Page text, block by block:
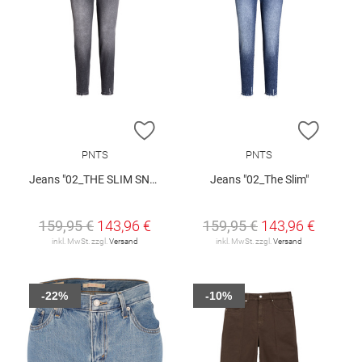
ZUR WUNSCHLISTE HINZUFÜGEN
PNTS
Jeans "02_THE SLIM SNOS"
159,95 € 143,96 €
inkl. MwSt. zzgl. Versand
ZUR
PNTS
Jeans "02_The Slim"
159,95 € 143,96 €
inkl. MwSt. zzgl. Versand
-22% -10%